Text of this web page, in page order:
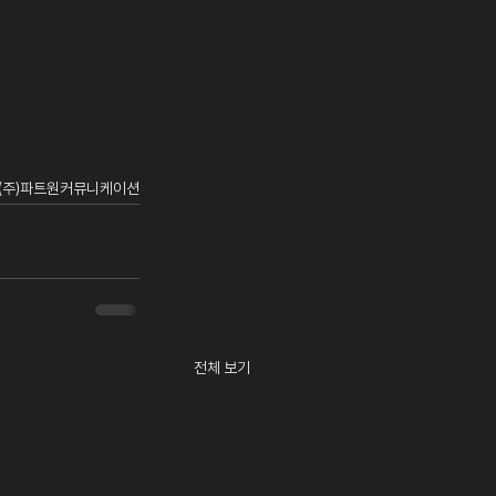
)파트원커뮤니케이션
전체 보기